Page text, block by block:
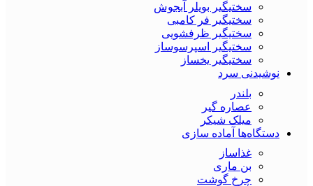
سختیگیر بویلر آبجوش
سختیگیر فر کامبی
سختیگیر ظرفشویی
سختیگیر اسپرسوساز
سختیگیر یخساز
نوشیدنی سرد
بلندر
عصاره گیر
میلک شیکر
دستگاه‌ها آماده سازی
غذاساز
بن ماری
چرخ گوشت